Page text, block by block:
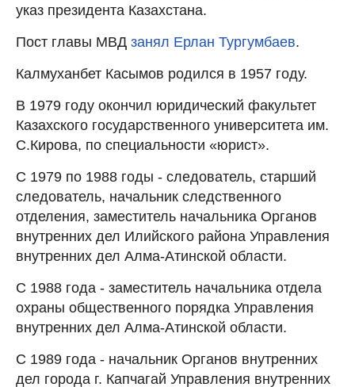
указ президента Казахстана.
Пост главы МВД занял Ерлан Тургумбаев.
Калмуханбет Касымов родился в 1957 году.
В 1979 году окончил юридический факультет
Казахского государственного университета им.
С.Кирова, по специальности «юрист».
С 1979 по 1988 годы - следователь, старший
следователь, начальник следственного
отделения, заместитель начальника Органов
внутренних дел Илийского района Управления
внутренних дел Алма-Атинской области.
С 1988 года - заместитель начальника отдела
охраны общественного порядка Управления
внутренних дел Алма-Атинской области.
С 1989 года - начальник Органов внутренних
дел города г. Капчагай Управления внутренних